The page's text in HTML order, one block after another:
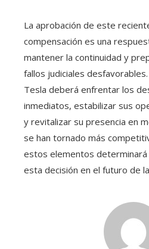
La aprobación de este
compensación es una
mantener la continuidad y
fallos judiciales
Tesla deberá enfrentar los
inmediatos, estabilizar sus
y revitalizar su presencia en
se han tornado más
estos elementos
esta decisión en el futuro de